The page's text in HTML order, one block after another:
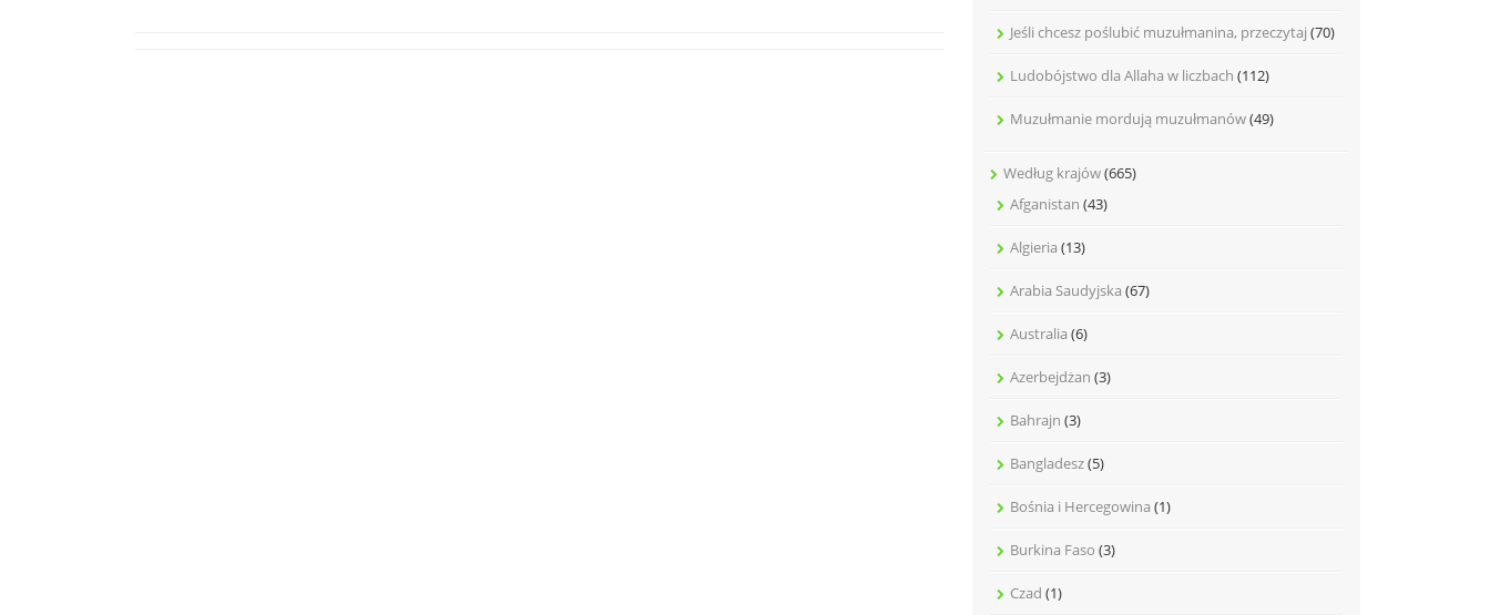
Jeśli chcesz poślubić muzułmanina, przeczytaj (70)
Ludobójstwo dla Allaha w liczbach (112)
Muzułmanie mordują muzułmanów(49)
Według krajów(665)
Afganistan (43)
Algieria (13)
Arabia Saudyjska (67)
Australia (6)
Azerbejdżan (3)
Bahrajn (3)
Bangladesz(5)
Bośnia i Hercegowina (1)
Burkina Faso (3)
Czad (1)